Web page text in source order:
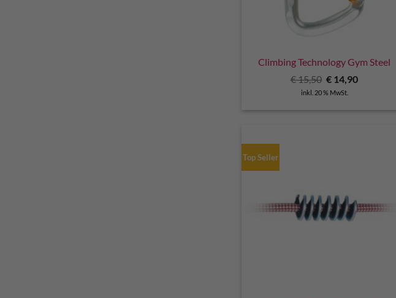
Climbing Technology Gym Steel
€15,50 Ursprünglicher
Preis
war:
€ 14,90Aktueller
inkl. 20 % MwSt.
Top Seller